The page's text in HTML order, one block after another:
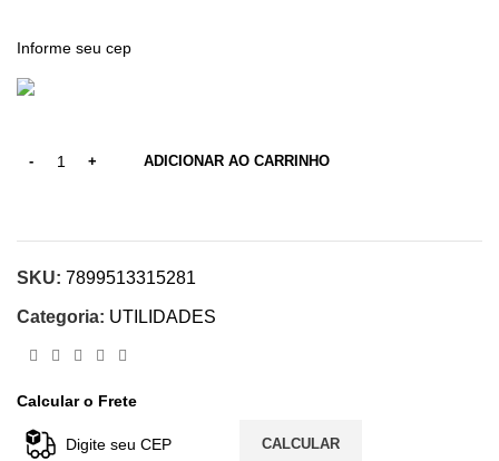
ADICIONAR AO CARRINHO
SKU: 7899513315281
Categoria: UTILIDADES
Calcular o Frete
CALCULAR